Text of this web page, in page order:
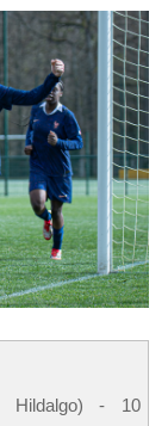
Hildalgo) - 10